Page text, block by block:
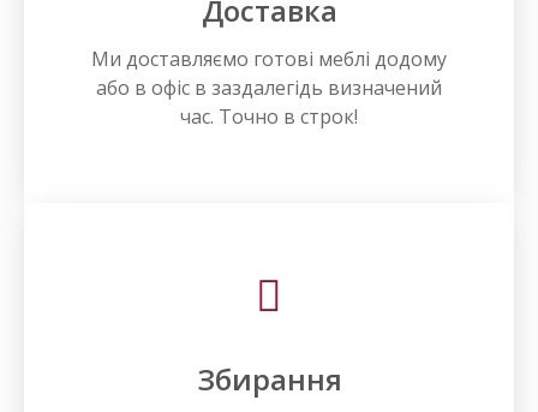
Доставка
Ми доставляємо готові меблі додому
або в офіс в заздалегідь визначений
час. Точно в строк!
Збирання